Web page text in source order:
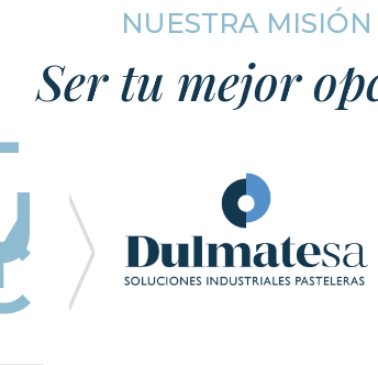
NUESTRA MISIÓN
Ser tu mejor